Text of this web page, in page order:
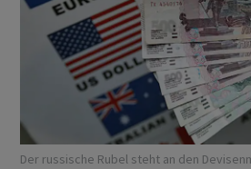
Der russische Rubel steht an den